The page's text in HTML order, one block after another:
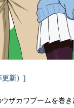
原正行シリーズ構
輝副監督：藤井康
案：村山竜大キャ
ン：藤嶋未央総作
美術監督：神山瑤
木...
更新）]
ウザカワブームを巻